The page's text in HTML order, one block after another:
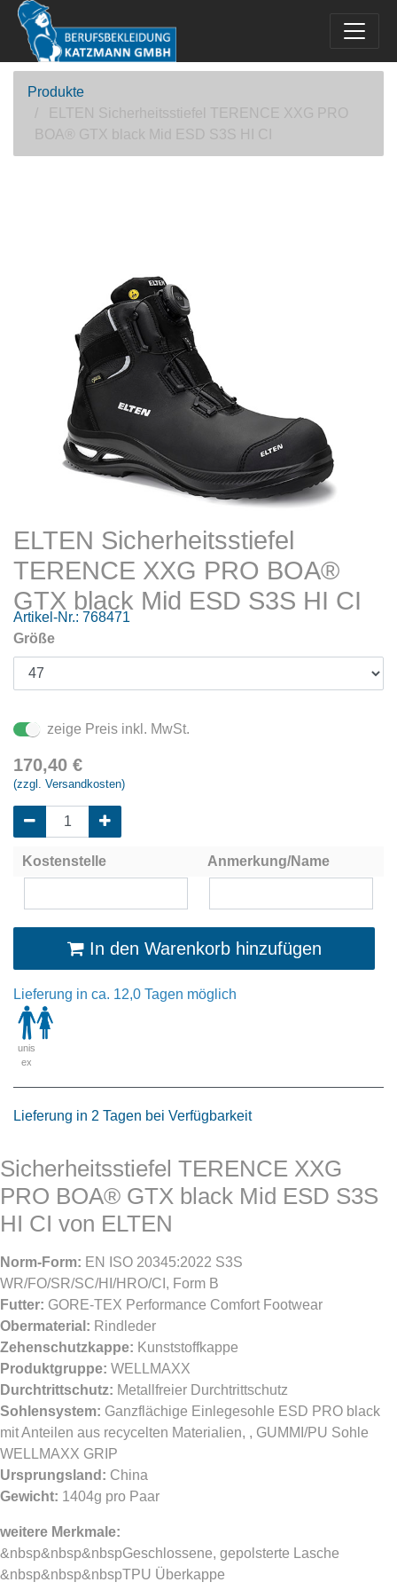
Produkte
ELTEN Sicherheitsstiefel TERENCE XXG PRO
BOA® GTX black Mid ESD S3S HI CI
ELTEN Sicherheitsstiefel
TERENCE XXG PRO BOA®
GTX black Mid ESD S3S HI CI
Artikel-Nr.: 768471
Größe
zeige Preis inkl. MwSt.
170,40 €
(zzgl. Versandkosten)
Kostenstelle Anmerkung/Name
In den Warenkorb hinzufügen
Lieferung in ca. 12,0 Tagen möglich
unis
ex
Lieferung in 2 Tagen bei Verfügbarkeit
Sicherheitsstiefel TERENCE XXG
PRO BOA® GTX black Mid ESD S3S
HI CI von ELTEN
Norm-Form: EN ISO 20345:2022 S3S
WR/FO/SR/SC/HI/HRO/CI, Form B
Futter: GORE-TEX Performance Comfort Footwear
Obermaterial: Rindleder
Zehenschutzkappe: Kunststoffkappe
Produktgruppe: WELLMAXX
Durchtrittschutz: Metallfreier Durchtrittschutz
Sohlensystem: Ganzflächige Einlegesohle ESD PRO black
mit Anteilen aus recycelten Materialien, , GUMMI/PU Sohle
WELLMAXX GRIP
Ursprungsland: China
Gewicht: 1404g pro Paar
weitere Merkmale:
&nbsp&nbsp&nbspGeschlossene, gepolsterte Lasche
&nbsp&nbsp&nbspTPU Überkappe